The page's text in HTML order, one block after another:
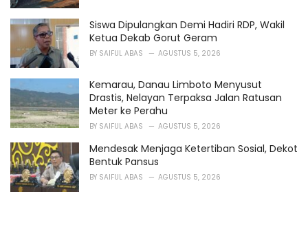
Siswa Dipulangkan Demi Hadiri RDP, Wakil
Ketua Dekab Gorut Geram
BY SAIFUL ABAS AGUSTUS 5, 2026
Kemarau, Danau Limboto Menyusut
Drastis, Nelayan Terpaksa Jalan Ratusan
Meter ke Perahu
BY SAIFUL ABAS AGUSTUS 5, 2026
Mendesak Menjaga Ketertiban Sosial, Dekot
Bentuk Pansus
BY SAIFUL ABAS AGUSTUS 5, 2026